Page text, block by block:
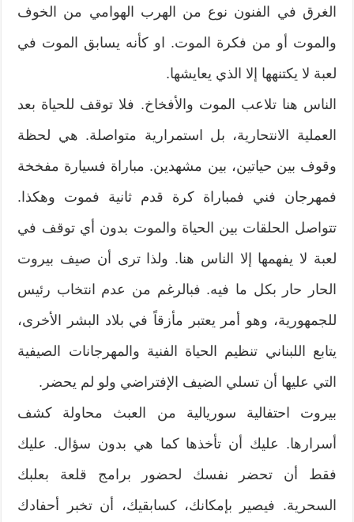
الغرق في الفنون نوع من الهرب الهوامي من الخوف
والموت أو من فكرة الموت. او كأنه يسابق الموت في
لعبة لا يكتنهها إلا الذي يعايشها.
الناس هنا تلاعب الموت والأفخاخ. فلا توقف للحياة بعد
العملية الانتحارية، بل استمرارية متواصلة. هي لحظة
وقوف بين حياتين، بين مشهدين. مباراة فسيارة مفخخة
فمهرجان فني فمباراة كرة قدم ثانية فموت وهكذا.
تتواصل الحلقات بين الحياة والموت بدون أي توقف في
لعبة لا يفهمها إلا الناس هنا. ولذا ترى أن صيف بيروت
الحار حار بكل ما فيه. فبالرغم من عدم انتخاب رئيس
للجمهورية، وهو أمر يعتبر مأزقاً في بلاد البشر الأخرى،
يتابع اللبناني تنظيم الحياة الفنية والمهرجانات الصيفية
التي عليها أن تسلي الضيف الإفتراضي ولو لم يحضر.
بيروت احتفالية سوريالية من العبث محاولة كشف
أسرارها. عليك أن تأخذها كما هي بدون سؤال. عليك
فقط أن تحضر نفسك لحضور برامج قلعة بعلبك
السحرية. فيصير بإمكانك، كسابقيك، أن تخبر أحفادك